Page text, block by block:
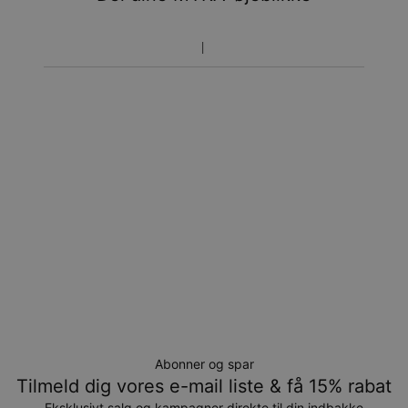
Vær opmærksom på at tidsperioden nævnt ovenfor er
Abonner og spar
Tilmeld dig vores e-mail liste & få 15% rabat